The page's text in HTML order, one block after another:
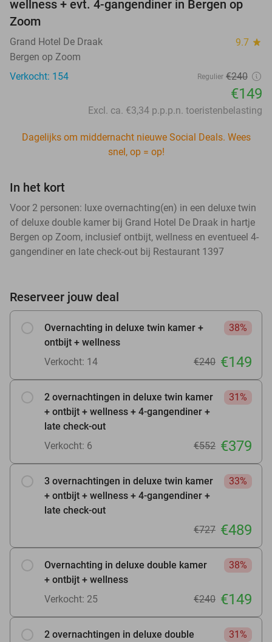
wellness + evt. 4-gangendiner in Bergen op
Zoom
Grand Hotel De Draak 9.7 star
Bergen op Zoom
Verkocht: 154
Regulier €240
€149
Excl. ca. €3,34 p.p.p.n. toeristenbelasting
Dagelijks om middernacht nieuwe Social Deals. Wees
snel, op = op!
In het kort
Voor 2 personen: luxe overnachting(en) in een deluxe twin
of deluxe double kamer bij Grand Hotel De Draak in hartje
Bergen op Zoom, inclusief ontbijt, wellness en eventueel 4-
gangendiner en late check-out bij Restaurant 1397
Reserveer jouw deal
Overnachting in deluxe twin kamer +
ontbijt + wellness
38%
Verkocht: 14 €240 €149
2 overnachtingen in deluxe twin kamer
+ ontbijt + wellness + 4-gangendiner +
late check-out
31%
Verkocht: 6 €552 €379
3 overnachtingen in deluxe twin kamer
+ ontbijt + wellness + 4-gangendiner +
late check-out
33%
€727 €489
Overnachting in deluxe double kamer
+ ontbijt + wellness
38%
Verkocht: 25 €240 €149
2 overnachtingen in deluxe double
31%